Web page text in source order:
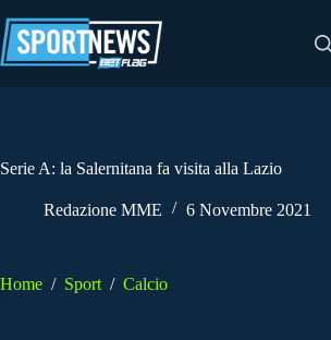
al
contenuto
Serie A: la Salernitana fa visita alla Lazio
Redazione MME 6 Novembre 2021
Home / Sport / Calcio